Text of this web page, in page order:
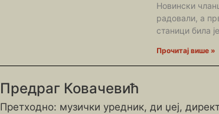
Новински
радовали, а
станици била
Прочитај више »
Предраг Ковачевић
Претходно: музички уредник, ди џеј,